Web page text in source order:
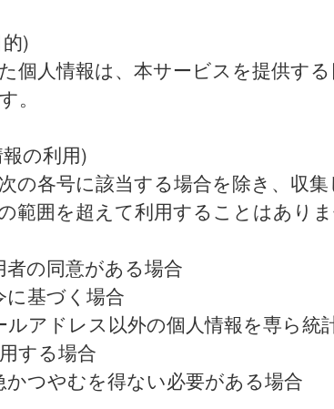
)
個人情報は、本サービスを提供す
。
の利用)
の各号に該当する場合を除き、収
範囲を超えて利用することはありま
者の同意がある場合
に基づく場合
ルアドレス以外の個人情報を専ら統
する場合
かつやむを得ない必要がある場合